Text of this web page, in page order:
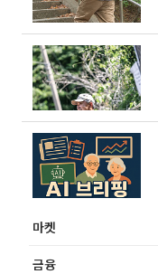
마켓
금융